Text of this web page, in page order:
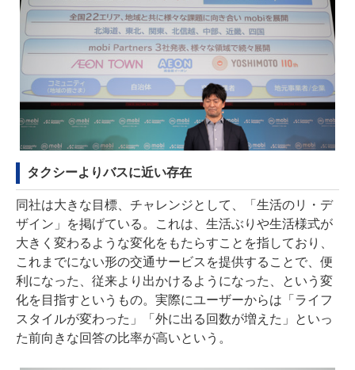
タクシーよりバスに近い存在
同社は大きな目標、チャレンジとして、「生活のリ・デ
ザイン」を掲げている。これは、生活ぶりや生活様式が
大きく変わるような変化をもたらすことを指しており、
これまでにない形の交通サービスを提供することで、便
利になった、従来より出かけるようになった、という変
化を目指すというもの。実際にユーザーからは「ライフ
スタイルが変わった」「外に出る回数が増えた」といっ
た前向きな回答の比率が高いという。